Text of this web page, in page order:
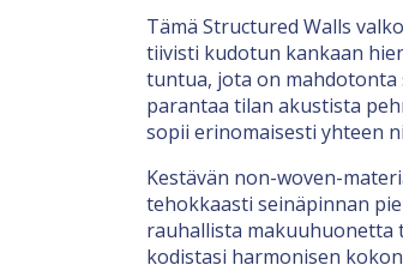
Tämä Structured Walls
tiivisti kudotun kankaan
tuntua, jota on
parantaa tilan akustista
sopii erinomaisesti yhteen
Kestävän non-woven-
tehokkaasti seinäpinnan
rauhallista makuuhuonetta
kodistasi harmonisen